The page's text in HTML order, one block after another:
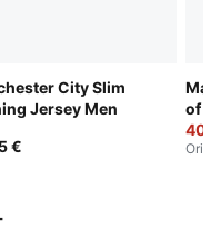
City Slim
Jersey Men
€
of